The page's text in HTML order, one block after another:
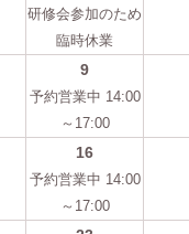
研修会参加のため
臨時休業
9
予約営業中 14:00
～17:00
16
予約営業中 14:00
～17:00